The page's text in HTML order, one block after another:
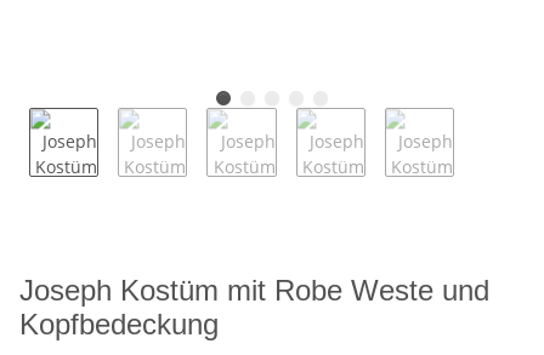
Joseph Kostüm mit Robe Weste und
Kopfbedeckung